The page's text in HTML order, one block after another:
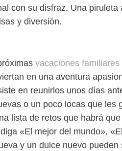
con su disfraz. Una
y diversión.
vacaciones familiares
en una aventura
en reunirlos unos días
o un poco locas que les
lista de retos que habrá
«El mejor del mundo»,
y un dulce nuevo